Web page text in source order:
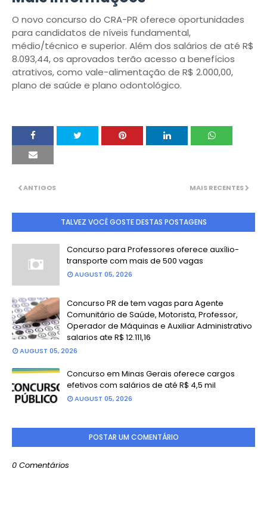
O novo concurso do CRA-PR oferece oportunidades
para candidatos de níveis fundamental,
médio/técnico e superior. Além dos salários de até R$
8.093,44, os aprovados terão acesso a benefícios
atrativos, como vale-alimentação de R$ 2.000,00,
plano de saúde e plano odontológico.
MAIS RECENTES
ANTIGOS
TALVEZ VOCÊ GOSTE DESTAS POSTAGENS
Concurso para Professores oferece auxílio-
transporte com mais de 500 vagas
AUGUST 05, 2026
Concurso PR de tem vagas para Agente
Comunitário de Saúde, Motorista, Professor,
Operador de Máquinas e Auxiliar Administrativo
salarios ate R$ 12.111,16
AUGUST 05, 2026
Concurso em Minas Gerais oferece cargos
efetivos com salários de até R$ 4,5 mil
AUGUST 05, 2026
POSTAR UM COMENTÁRIO
0 Comentários